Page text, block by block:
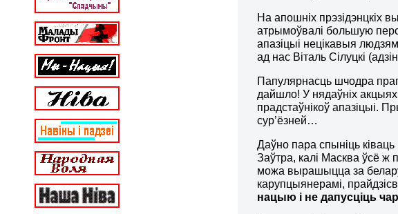
На апошніх прэзідэнцкіх
атрымоўвалі большую
апазіцыі нецікавыя
ад нас Віталь Сілуцкі
Папулярнасць шчодра
дайшло! У нядаўніх
прадстаўнікоў апазіцыі.
сур’ёзней…
Даўно пара спыніць ківаць
Заўтра, калі Масква ўсё ж
можа вырашыцца за
карупцыянерамі,
нацыю і не дапусціць